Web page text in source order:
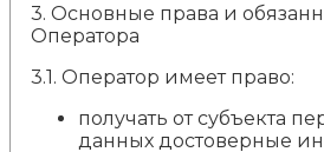
3. Основные права и
Оператора
3.1. Оператор имеет право:
получать от субъекта
данных достоверные